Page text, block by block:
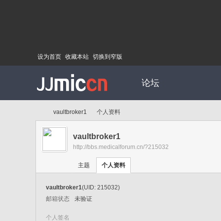
设为首页 收藏本站 切换到窄版
论坛
›
vaultbroker1 个人资料
vaultbroker1
http://bbs.medicalforum.cn/?215032
主题 个人资料
vaultbroker1(UID: 215032)
邮箱状态
未验证
个人签名